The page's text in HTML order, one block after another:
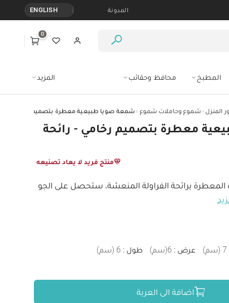
المدونة ENGLISH
0
المطبخ محافظ وحقائب المزيد
المنزل ‹ شموع وحاملات شموع ‹
معطرة بتصميم رخامي - رائحة
منتج فريد لا يعاد تصنيعه
برائحة الفراولة المنعشة، ستحصل على الجو
7
(سم) عرض :
6
(سم) طول :
6
(سم)
اضافة الى العربة